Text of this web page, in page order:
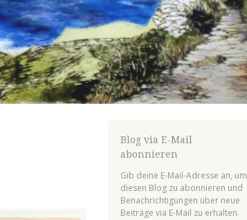
Blog via E-Mail
abonnieren
Gib deine E-Mail-Adresse an, um
diesen Blog zu abonnieren und
Benachrichtigungen über neue
Beiträge via E-Mail zu erhalten.